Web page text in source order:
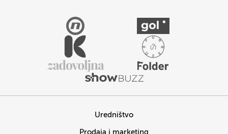
Uredništvo
Prodaja i marketing